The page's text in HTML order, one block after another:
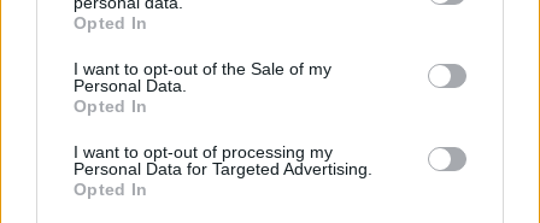
grant or deny consent to Google and its third-party tags to
use your data for below specified purposes in below Google
consent section.
Opted In
I want to opt-out of the Sale of my
Personal Data.
Opted In
I want to opt-out of processing my
Personal Data for Targeted Advertising.
Opted In
Απομένουν 2500 χαρακτήρες